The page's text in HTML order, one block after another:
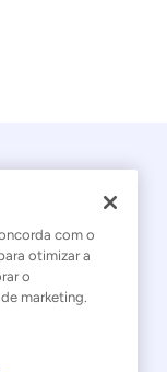
com o
otimizar a
o
marketing.